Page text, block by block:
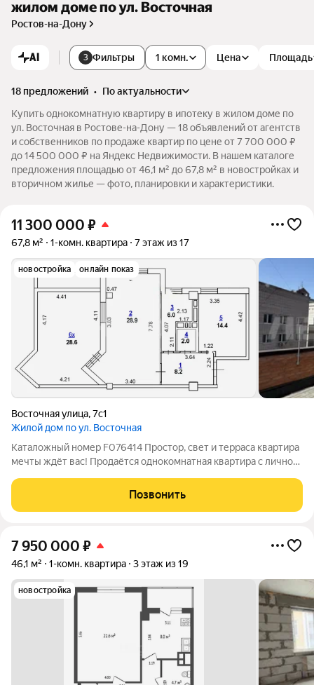
жилом доме по ул. Восточная
Ростов-на-Дону
AI 3 Фильтры 1 комн. Цена Площадь
18 предложений •
по актуальности
Купить однокомнатную квартиру в ипотеку в жилом доме по
ул. Восточная в Ростове-на-Дону — 18 объявлений от агентств
и собственников по продаже квартир по цене от 7 700 000 ₽
до 14 500 000 ₽ на Яндекс Недвижимости. В нашем каталоге
предложения площадью от 46,1 м² до 67,8 м² в новостройках и
вторичном жилье — фото, планировки и характеристики.
11 300 000 ₽
67,8 м² 1-комн. квартира 7 этаж из 17
новостройка онлайн показ
Восточная улица,7с1
Жилой дом по ул. Восточная
Каталожный номер F076414 Простор, свет и терраса квартира
мечты ждёт вас! Продаётся однокомнатная квартира с личной
Позвонить
7 950 000 ₽
46,1 м² 1-комн. квартира 3 этаж из 19
новостройка